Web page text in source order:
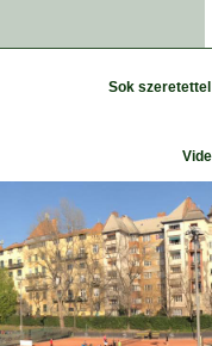
Sok